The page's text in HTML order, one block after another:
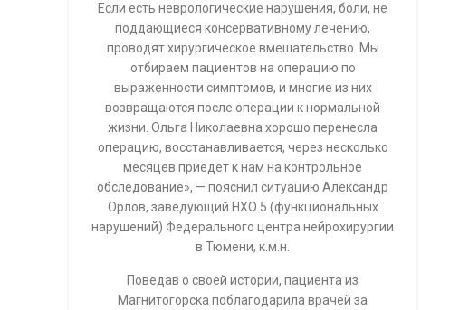
Если есть неврологические нарушения, боли, не
поддающиеся консервативному лечению,
проводят хирургическое вмешательство. Мы
отбираем пациентов на операцию по
выраженности симптомов, и многие из них
возвращаются после операции к нормальной
жизни. Ольга Николаевна хорошо перенесла
операцию, восстанавливается, через несколько
месяцев приедет к нам на контрольное
обследование», — пояснил ситуацию Александр
Орлов, заведующий НХО 5 (функциональных
нарушений) Федерального центра нейрохирургии
в Тюмени, к.м.н.
Поведав о своей истории, пациента из
Магнитогорска поблагодарила врачей за